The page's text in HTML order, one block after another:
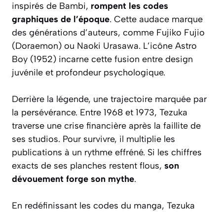
inspirés de Bambi, rompent les codes
graphiques de l’époque. Cette audace marque
des générations d’auteurs, comme Fujiko Fujio
(Doraemon) ou Naoki Urasawa. L’icône Astro
Boy (1952) incarne cette fusion entre design
juvénile et profondeur psychologique.
Derrière la légende, une trajectoire marquée par
la persévérance. Entre 1968 et 1973, Tezuka
traverse une crise financière après la faillite de
ses studios. Pour survivre, il multiplie les
publications à un rythme effréné. Si les chiffres
exacts de ses planches restent flous, son
dévouement forge son mythe.
En redéfinissant les codes du manga, Tezuka